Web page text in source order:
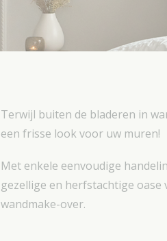
Terwijl buiten de bladeren in
een frisse look voor uw muren!
Met enkele eenvoudige
gezellige en herfstachtige
wandmake-over.